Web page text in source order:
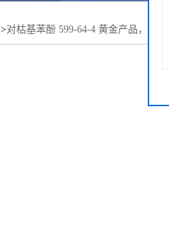
>对枯基苯酚 599-64-4 黄金产品，现